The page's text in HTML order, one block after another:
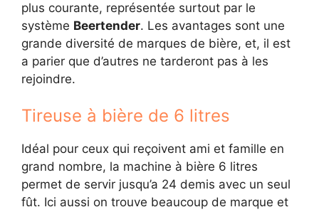
plus courante, représentée surtout par le
système Beertender. Les avantages sont une
grande diversité de marques de bière, et, il est
a parier que d’autres ne tarderont pas à les
rejoindre.
Tireuse à bière de 6 litres
Idéal pour ceux qui reçoivent ami et famille en
grand nombre, la machine à bière 6 litres
permet de servir jusqu’a 24 demis avec un seul
fût. Ici aussi on trouve beaucoup de marque et